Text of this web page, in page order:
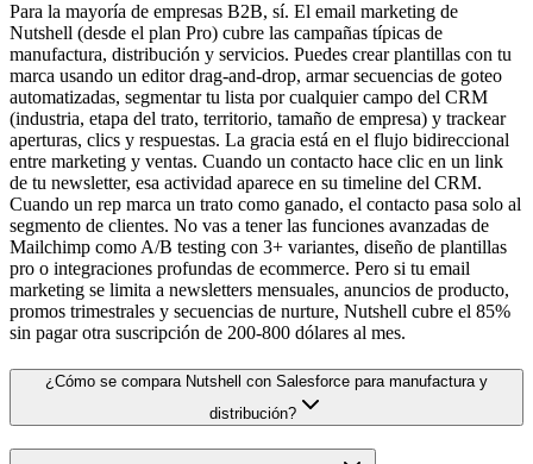
Para la mayoría de empresas B2B, sí. El email marketing de
Nutshell (desde el plan Pro) cubre las campañas típicas de
manufactura, distribución y servicios. Puedes crear plantillas con tu
marca usando un editor drag-and-drop, armar secuencias de goteo
automatizadas, segmentar tu lista por cualquier campo del CRM
(industria, etapa del trato, territorio, tamaño de empresa) y trackear
aperturas, clics y respuestas. La gracia está en el flujo bidireccional
entre marketing y ventas. Cuando un contacto hace clic en un link
de tu newsletter, esa actividad aparece en su timeline del CRM.
Cuando un rep marca un trato como ganado, el contacto pasa solo al
segmento de clientes. No vas a tener las funciones avanzadas de
Mailchimp como A/B testing con 3+ variantes, diseño de plantillas
pro o integraciones profundas de ecommerce. Pero si tu email
marketing se limita a newsletters mensuales, anuncios de producto,
promos trimestrales y secuencias de nurture, Nutshell cubre el 85%
sin pagar otra suscripción de 200-800 dólares al mes.
¿Cómo se compara Nutshell con Salesforce para manufactura y
distribución?